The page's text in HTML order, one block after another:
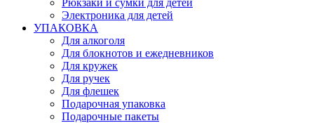
Электроника для детей
УПАКОВКА
Для алкоголя
Для блокнотов и ежедневников
Для кружек
Для ручек
Для флешек
Подарочная упаковка
Подарочные пакеты